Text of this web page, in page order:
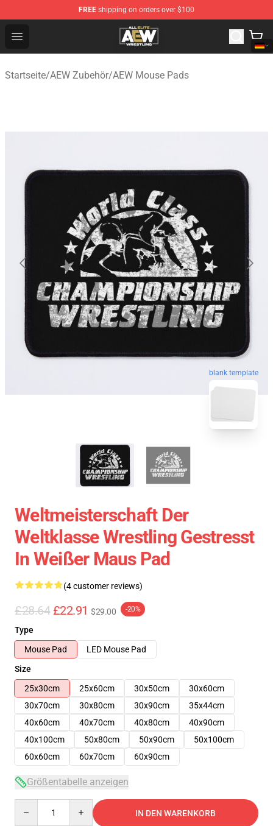
FREE shipping on orders over $100
Open menu
Aew Shop ⚡️ Official Aew Merchandise Store
Startseite/AEW Zubehör/AEW Mouse Pads
blank template
Weltmeisterschaft Der
Weltklasse Wrestling Gestresst
In Weißer Maus Pad
(4 customer reviews)
£28.64 £22.91 $29.00 -20%
Type
Mouse Pad
LED Mouse Pad
Size
25x30cm
25x60cm 30x50cm
30x60cm
30x70cm
30x80cm 30x90cm
35x44cm
40x60cm
40x70cm 40x80cm
40x90cm
40x100cm
50x80cm 50x90cm
50x100cm
60x60cm
60x70cm 60x90cm
Größentabelle anzeigen
IN DEN WARENKORB